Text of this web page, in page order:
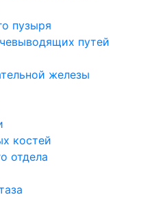
пузыря
путей
железы
костей
отдела